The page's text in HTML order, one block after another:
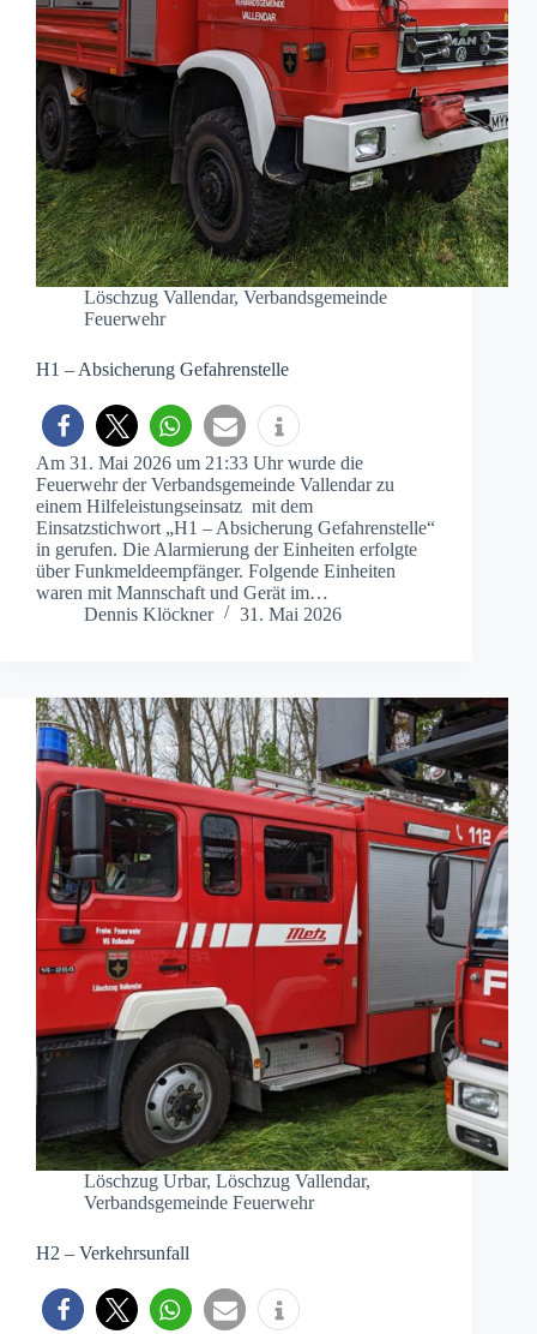
Löschzug Vallendar, Verbandsgemeinde
Feuerwehr
H1 – Absicherung Gefahrenstelle
Am 31. Mai 2026 um 21:33 Uhr wurde die
Feuerwehr der Verbandsgemeinde Vallendar zu
einem Hilfeleistungseinsatz mit dem
Einsatzstichwort „H1 – Absicherung Gefahrenstelle“
in gerufen. Die Alarmierung der Einheiten erfolgte
über Funkmeldeempfänger. Folgende Einheiten
waren mit Mannschaft und Gerät im…
Dennis Klöckner
31. Mai 2026
Löschzug Urbar, Löschzug Vallendar,
Verbandsgemeinde Feuerwehr
H2 – Verkehrsunfall